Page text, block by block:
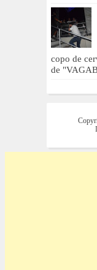
copo de
de